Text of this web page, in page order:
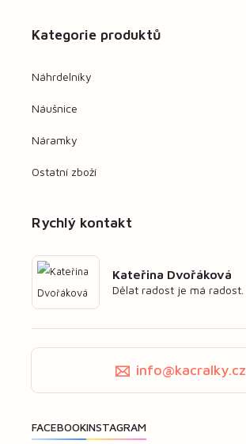
Kategorie produktů
Náhrdelníky
Náušnice
Náramky
Ostatní zboží
Rychlý kontakt
Kateřina Dvořáková
Dělat radost je má radost.
info@kacralky.cz